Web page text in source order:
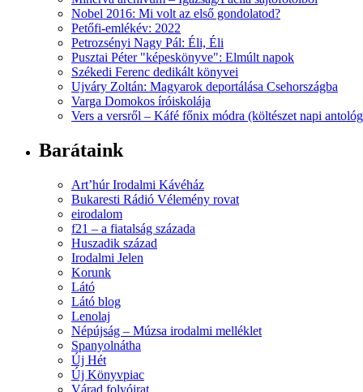
Nobel 2016: Mi volt az első gondolatod?
Petőfi-emlékév: 2022
Petrozsényi Nagy Pál: Éli, Éli
Pusztai Péter "képeskönyve": Elmúlt napok
Székedi Ferenc dedikált könyvei
Ujváry Zoltán: Magyarok deportálása Csehországba
Varga Domokos íróiskolája
Vers a versről – Káfé főnix módra (költészet napi
Barátaink
Art’húr Irodalmi Kávéház
Bukaresti Rádió Vélemény rovat
eirodalom
f21 – a fiatalság százada
Huszadik század
Irodalmi Jelen
Korunk
Látó
Látó blog
Lenolaj
Népújság – Múzsa irodalmi melléklet
Spanyolnátha
Új Hét
Új Könyvpiac
Várad folyóirat